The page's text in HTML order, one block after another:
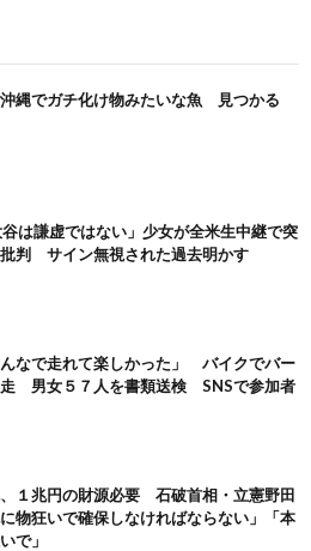
沖縄でガチ化け物みたいな魚 見つかる
谷は謙虚ではない」少女が全米生中継で突
判 サイン無視された過去明かす
んなで走れて楽しかった」 バイクでバー
走 男女５７人を書類送検 SNSで参加者
１兆円の財源必要 石破首相・立憲野田
物狂いで確保しなければならない」「本
で」